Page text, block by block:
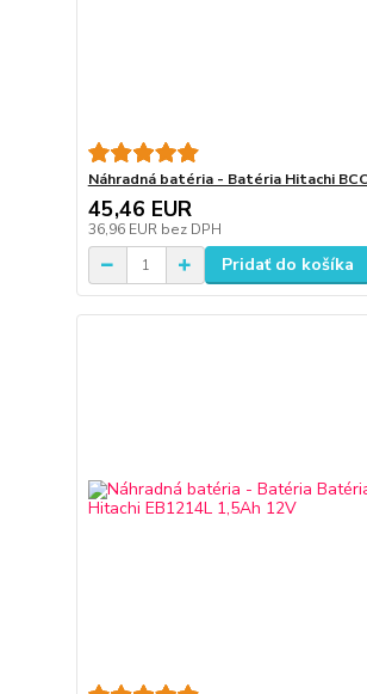
Náhradná batéria - Batéria Hitachi
45,46 EUR
36,96 EUR bez DPH
Pridať do košíka